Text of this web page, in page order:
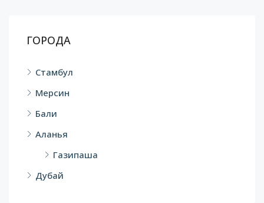
ГОРОДА
Стамбул
Мерсин
Бали
Аланья
Газипаша
Дубай